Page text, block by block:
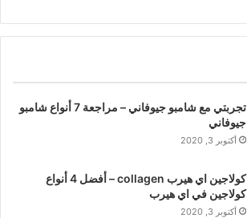
تجربتي مع شامبو جيوفاني – مراجعة 7 أنواع شامبو
جيوفاني
أكتوبر 3, 2020
كولاجين اي هيرب collagen – أفضل 4 أنواع
كولاجين في اي هيرب
أكتوبر 3, 2020